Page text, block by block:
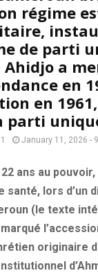
régime
de parti
a
en
en
parti
January 11, 2026 -
ans au
santé, lors d’un
(le texte
originaire